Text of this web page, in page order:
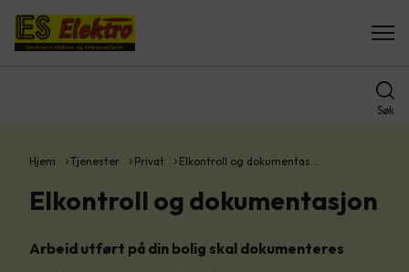
Søk
Hjem Tjenester Privat Elkontroll og dokumentas…
Elkontroll og dokumentasjon
Arbeid utført på din bolig skal dokumenteres